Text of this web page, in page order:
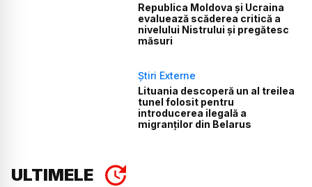
Republica Moldova și Ucraina
evaluează scăderea critică a
nivelului Nistrului și pregătesc
măsuri
Știri Externe
Lituania descoperă un al treilea
tunel folosit pentru
introducerea ilegală a
migranților din Belarus
ULTIMELE